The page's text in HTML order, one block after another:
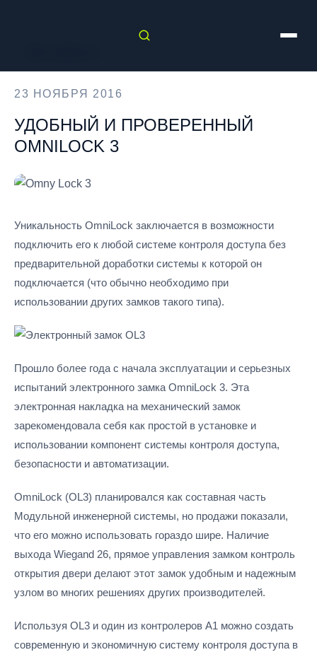
23 НОЯБРЯ 2016
УДОБНЫЙ И ПРОВЕРЕННЫЙ
OMNILOCK 3
Уникальность OmniLock заключается в возможности
подключить его к любой системе контроля доступа без
предварительной доработки системы к которой он
подключается (что обычно необходимо при
использовании других замков такого типа).
Прошло более года с начала эксплуатации и серьезных
испытаний электронного замка OmniLock 3. Эта
электронная накладка на механический замок
зарекомендовала себя как простой в установке и
использовании компонент системы контроля доступа,
безопасности и автоматизации.
OmniLock (OL3) планировался как составная часть
Модульной инженерной системы, но продажи показали,
что его можно использовать гораздо шире. Наличие
выхода Wiegand 26, прямое управления замком контроль
открытия двери делают этот замок удобным и надежным
узлом во многих решениях других производителей.
Используя OL3 и один из контролеров А1 можно создать
современную и экономичную систему контроля доступа в